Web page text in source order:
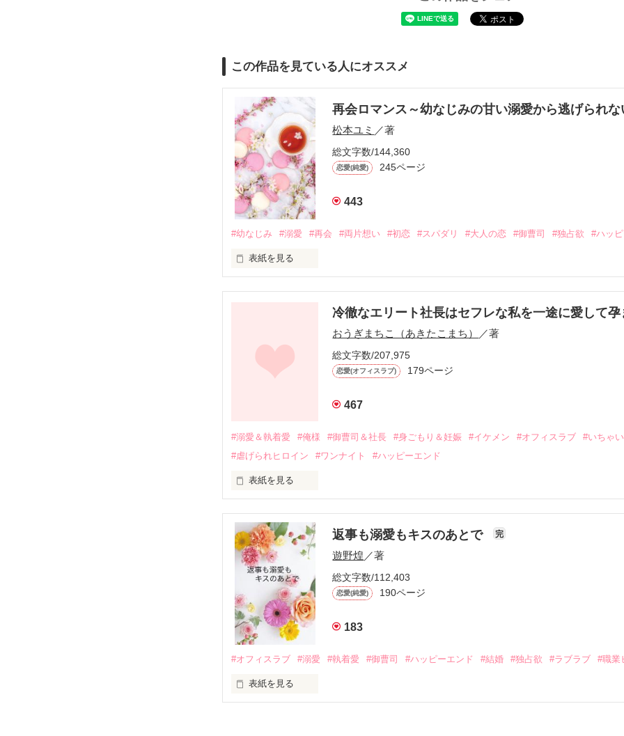
この作品を見ている人にオススメ
再会ロマンス～幼なじみの甘い溺愛から逃げられな
松本ユミ ／著
総文字数/144,360
恋愛(純愛) 245ページ
443
#幼なじみ #溺愛 #再会 #両片想い #初恋 #スパダリ #大人の恋 #御曹司 #独占欲 #ハッ
表紙を見る
しかし、ある出来事をきっかけに二人の関係は壊れてしまう。
関係修復もできないまま、美桜は両親の離婚によって
引っ越すことになり、哲平とも離れ離れになった。
そして、ひょんなことから
酔った勢いで一夜を共にしてしまった。
さらに、美桜が初めてだと知った哲平は
甘やかしてくる。
そんなある日、哲平は美桜がストーカー被害に
遭っていることを知る。
美桜を守るため、哲平は同居を提案してきて――。
夏木美桜(なつきみお)
✕
鳴海哲平 (なるみてっぺい)
止まっていたはずの二人の時間が、再び動き出す。
冷徹なエリート社長はセフレな私を一途に愛して孕
おうぎまちこ（あきたこまち） ／著
総文字数/207,975
恋愛(オフィスラブ) 179ページ
467
#溺愛＆執着愛 #俺様 #御曹司＆社長 #身ごもり＆妊娠 #イケメン #オフィスラブ
#いちゃ
#虐げられヒロイン
#ワンナイト #ハッピーエンド
表紙を見る
帰国後、美桜は新しい職場でワンナイトした美青年と再会。なんと彼の正体は、とあ
も関わらず、一族を離れて起業した新進気鋭の実業家、社内でも冷徹だと評判な社長
人だったのだ――！
なぜか恭司から飼い猫の世話係を命じられた美桜は、猫の世話を口実にしばしば呼び
返事も溺愛もキスのあとで 完
遊野煌 ／著
総文字数/112,403
恋愛(純愛) 190ページ
183
#オフィスラブ #溺愛 #執着愛 #御曹司 #ハッピーエンド #結婚 #独占欲 #ラブラブ #職業
表紙を見る